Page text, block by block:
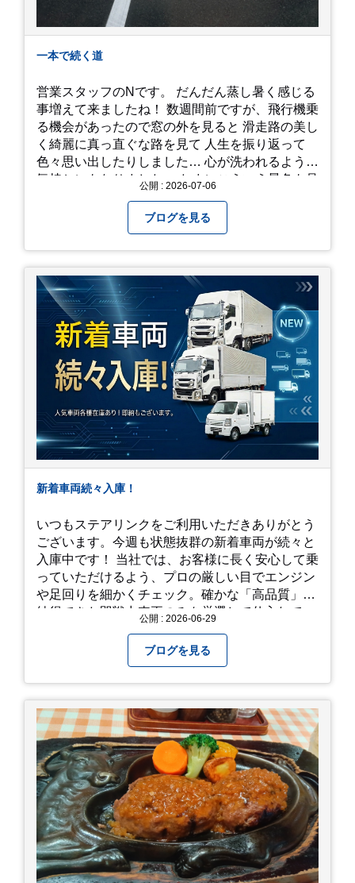
一本で続く道
営業スタッフのNです。 だんだん蒸し暑く感じる
事増えて来ましたね！ 数週間前ですが、飛行機乗
る機会があったので窓の外を見ると 滑走路の美し
く綺麗に真っ直ぐな路を見て 人生を振り返って
色々思い出したりしました… 心が洗われるような
気持ちにもなりました。 たまにこういう景色も見
番になりますが皆様方くれぐれもご自愛ください
公開 : 2026-07-06
ブログを見る
新着車両続々入庫！
いつもステアリンクをご利用いただきありがとう
ございます。今週も状態抜群の新着車両が続々と
入庫中です！ 当社では、お客様に長く安心して乗
っていただけるよう、プロの厳しい目でエンジン
や足回りを細かくチェック。確かな「高品質」と
納得できた即戦力車両のみを厳選して仕入れてい
公開 : 2026-06-29
ブログを見る